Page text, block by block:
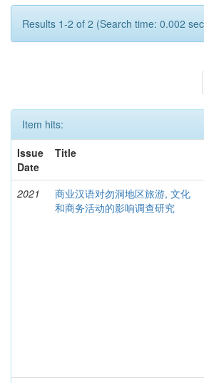
Results 1-2 of 2 (Search time: 0.002
Item hits:
Issue
Date
Title
2021
商业汉语对勿洞地区旅游, 文化
和商务活动的影响调查研究